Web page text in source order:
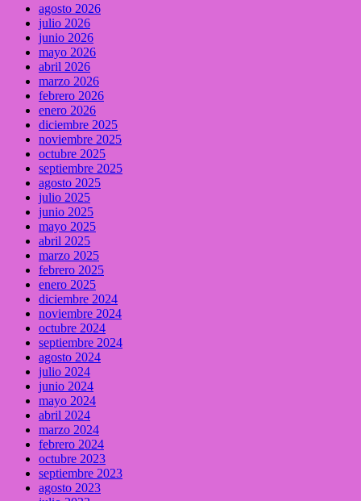
agosto 2026
julio 2026
junio 2026
mayo 2026
abril 2026
marzo 2026
febrero 2026
enero 2026
diciembre 2025
noviembre 2025
octubre 2025
septiembre 2025
agosto 2025
julio 2025
junio 2025
mayo 2025
abril 2025
marzo 2025
febrero 2025
enero 2025
diciembre 2024
noviembre 2024
octubre 2024
septiembre 2024
agosto 2024
julio 2024
junio 2024
mayo 2024
abril 2024
marzo 2024
febrero 2024
octubre 2023
septiembre 2023
agosto 2023